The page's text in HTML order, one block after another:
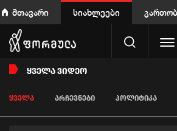
მთავარი სიახლეები
ᲧᲕᲔᲚᲐ ᲕᲘᲓᲔᲝ
ᲧᲕᲔᲚᲐ ᲐᲠᲩᲔᲕᲜᲔᲑᲘ ᲞᲝᲚᲘᲢᲘᲙᲐ